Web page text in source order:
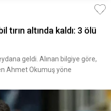
altında kaldı: 3 ölü
geldi. Alınan bilgiye göre,
Ahmet Okumuş yöne